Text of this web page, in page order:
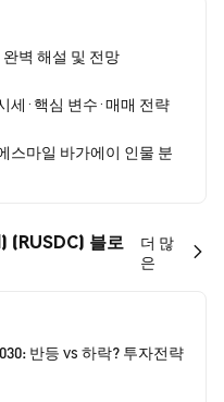
벽 해설 및 전망
세·핵심 변수·매매 전략
스마일 바가에이 인물 분
블로
더 많
은
반등 vs 하락? 투자전략